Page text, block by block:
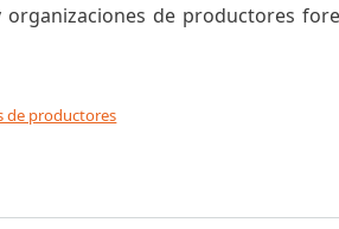
organizaciones de productores
de productores